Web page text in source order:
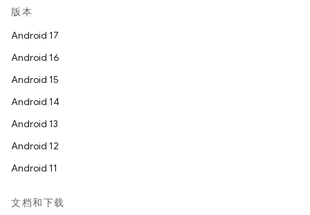
版本
Android 17
Android 16
Android 15
Android 14
Android 13
Android 12
Android 11
文档和下载